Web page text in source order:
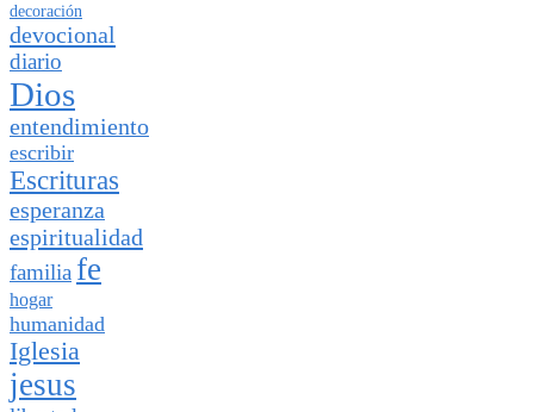
decoración
devocional
diario
Dios
entendimiento
escribir
Escrituras
esperanza
espiritualidad
familia fe
hogar
humanidad
Iglesia
jesus